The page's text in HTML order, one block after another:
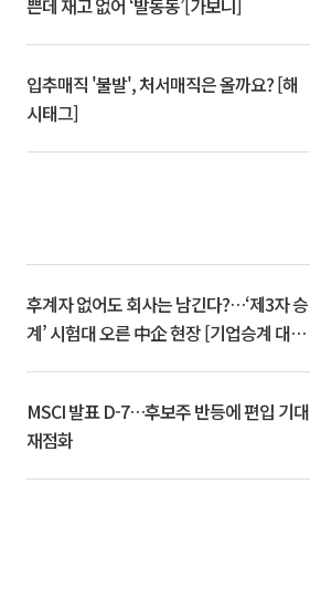
쁜데 재고 없어 ‘발동동’[가보니]
입추매직 '불발', 처서매직은 올까요? [해
시태그]
후계자 없어도 회사는 남긴다?…‘제3자 승
계’ 시험대 오른 中企 현장 [기업승계 대전
MSCI 발표 D-7…후보주 반등에 편입 기대
재점화